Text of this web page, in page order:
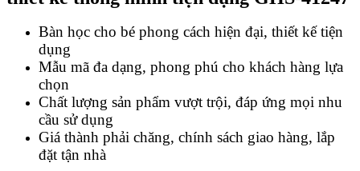
Bàn học cho bé phong cách hiện đại, thiết kế tiện
dụng
Mẫu mã đa dạng, phong phú cho khách hàng lựa
chọn
Chất lượng sản phẩm vượt trội, đáp ứng mọi nhu
cầu sử dụng
Giá thành phải chăng, chính sách giao hàng, lắp
đặt tận nhà